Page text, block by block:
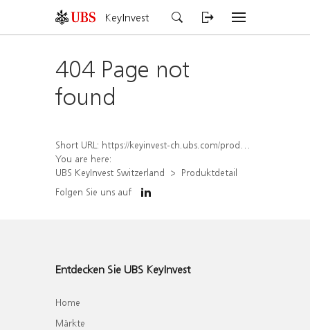
KeyInvest
404 Page not
found
Short URL: https://keyinvest-ch.ubs.com/produkt/detail/index/isin/CH1558306739
You are here:
UBS KeyInvest Switzerland
Produktdetail
Folgen Sie uns auf
Entdecken Sie UBS KeyInvest
Home
Märkte